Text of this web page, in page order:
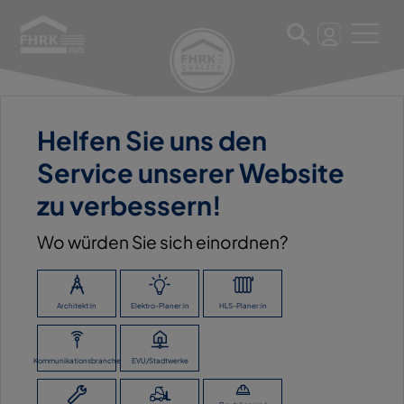
Helfen Sie uns den
Service unserer Website
zu verbessern!
Wo würden Sie sich einordnen?
Architekt:in Elektro-Planer:in HLS-Planer:in
Kommunikationsbranche EVU/Stadtwerke
6. März 2023
BAYWA AG BAUSTOFFE
ZURÜCK ZUR ÜBERSICHT